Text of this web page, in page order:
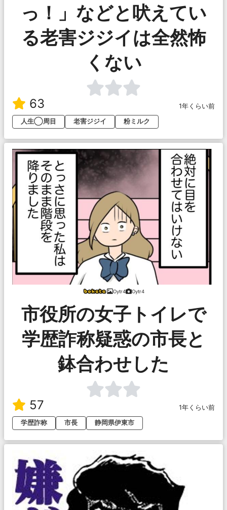
っ！」などと吠えてい
る老害ジジイは全然怖
くない
63
1年くらい前
人生◯周目
老害ジジイ 粉ミルク
Oytr4 Oytr4
市役所の女子トイレで
学歴詐称疑惑の市長と
鉢合わせした
57
1年くらい前
学歴詐称
市長 静岡県伊東市